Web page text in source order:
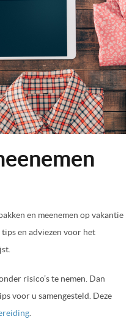
en meenemen op vakantie
en adviezen voor het
risico’s te nemen. Dan
voor u samengesteld. Deze